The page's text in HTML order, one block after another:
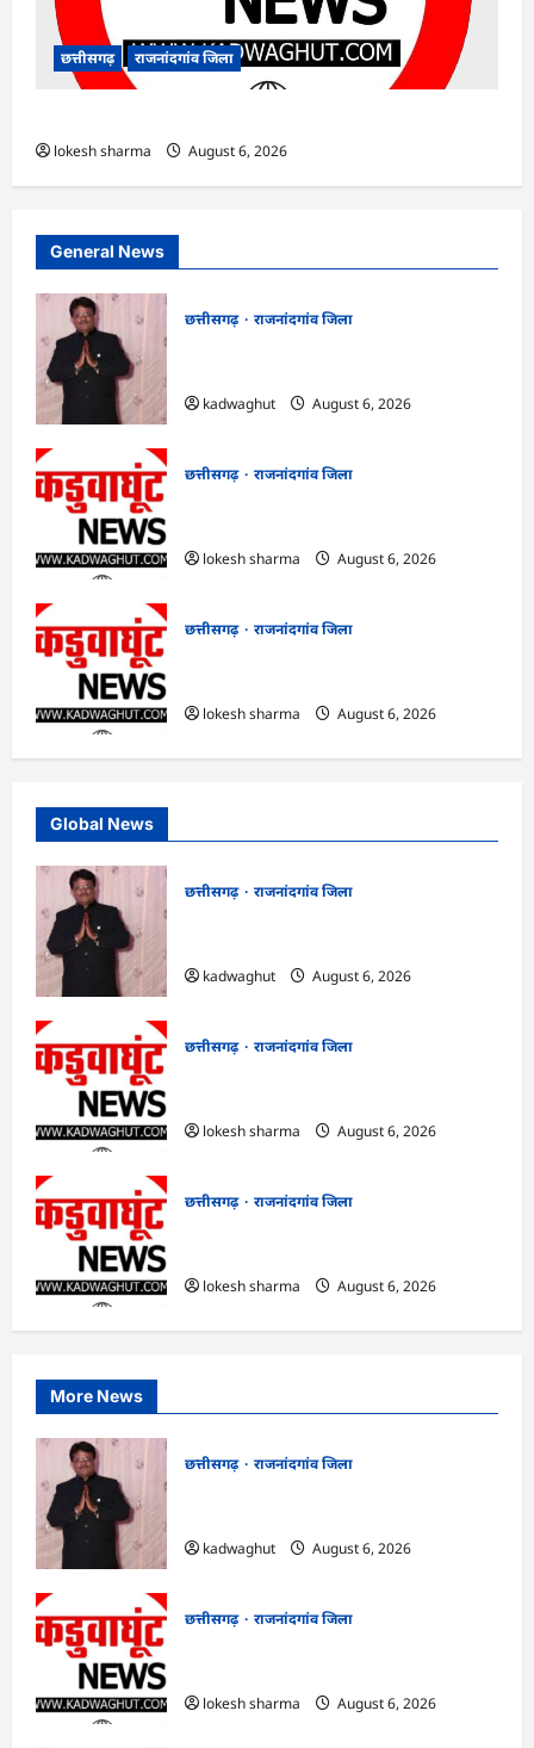
छत्तीसगढ़ राजनांदगांव जिला
lokesh sharma August 6, 2026
General News
छत्तीसगढ़
राजनांदगांव जिला
kadwaghut
August 6, 2026
छत्तीसगढ़
राजनांदगांव जिला
lokesh sharma
August 6, 2026
छत्तीसगढ़
राजनांदगांव जिला
lokesh sharma
August 6, 2026
Global News
छत्तीसगढ़
राजनांदगांव जिला
kadwaghut
August 6, 2026
छत्तीसगढ़
राजनांदगांव जिला
lokesh sharma
August 6, 2026
छत्तीसगढ़
राजनांदगांव जिला
lokesh sharma
August 6, 2026
More News
छत्तीसगढ़
राजनांदगांव जिला
kadwaghut
August 6, 2026
छत्तीसगढ़
राजनांदगांव जिला
lokesh sharma
August 6, 2026